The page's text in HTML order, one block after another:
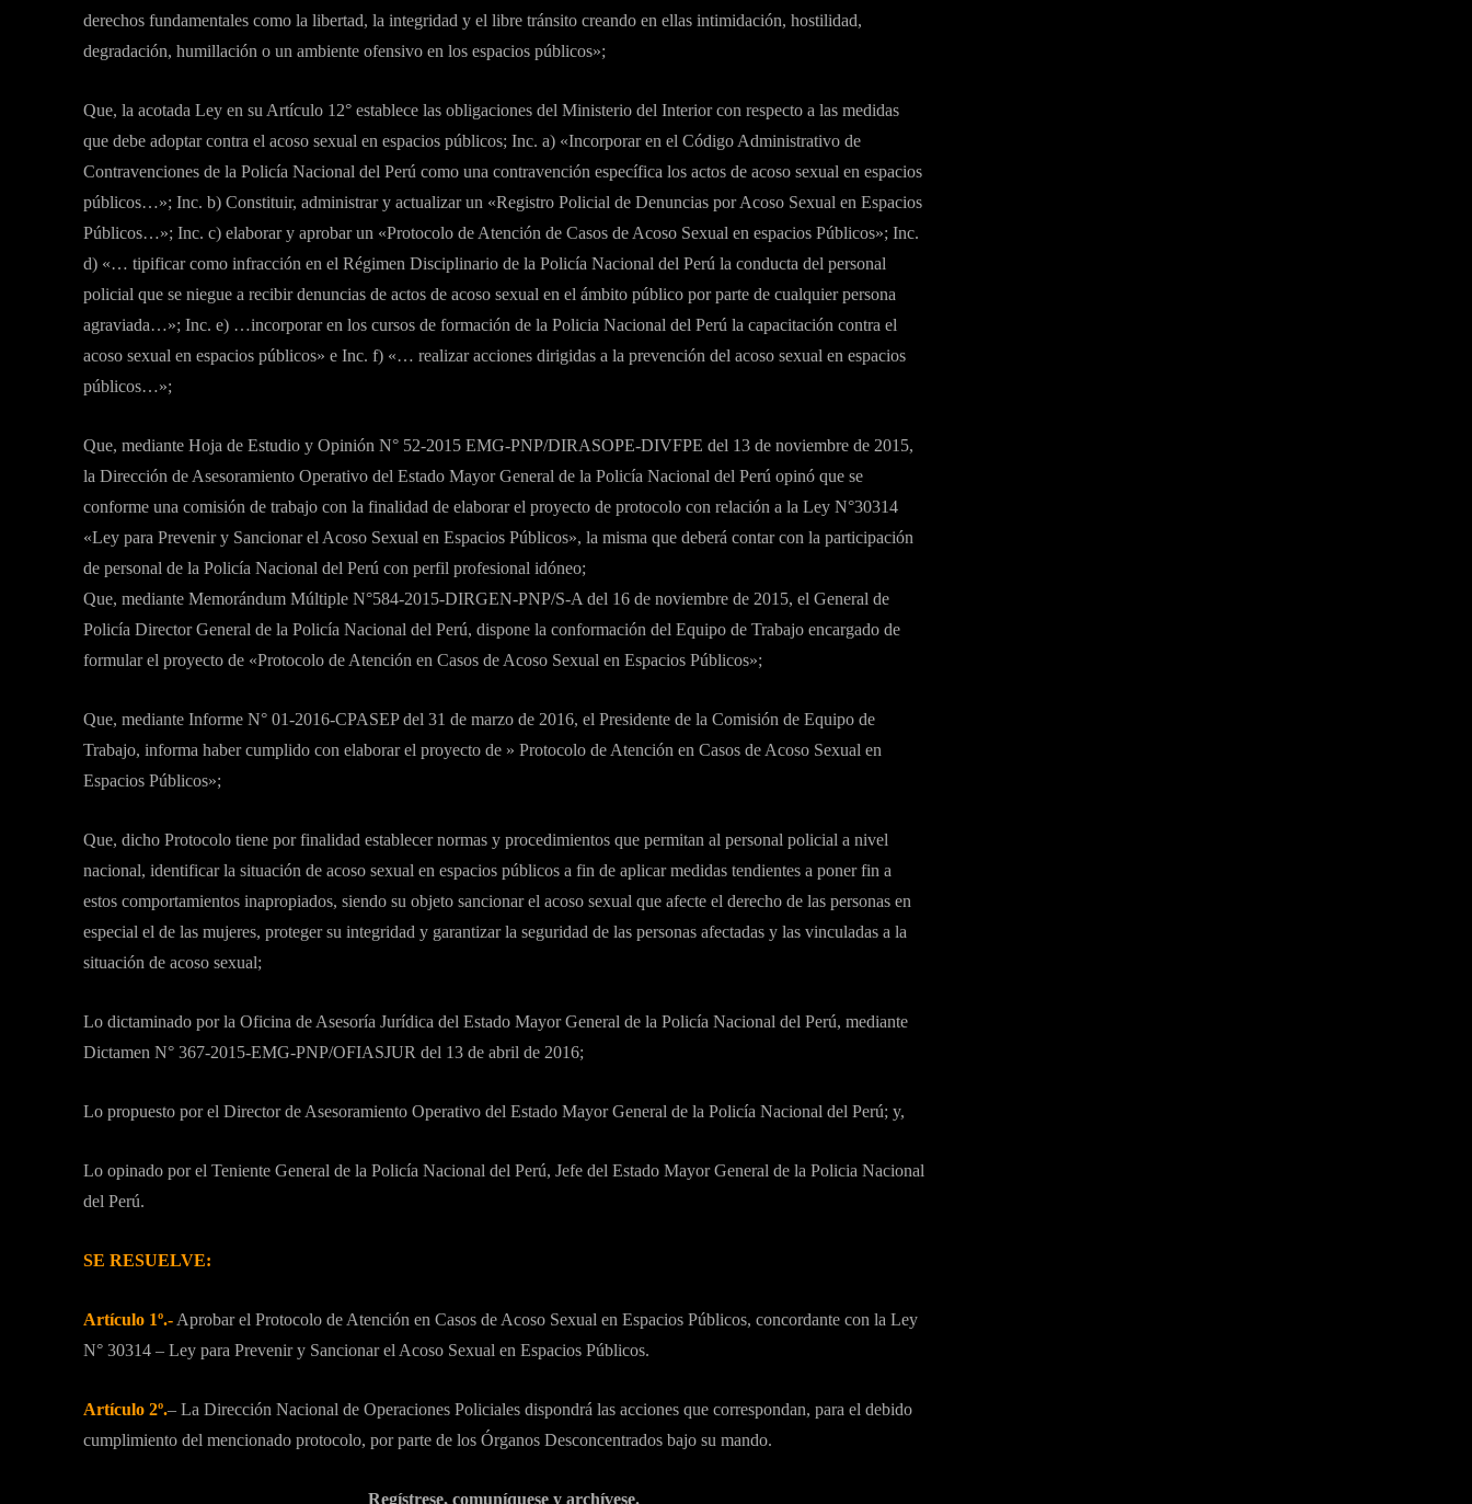
derechos fundamentales como la libertad, la integridad y el libre tránsito creando en ellas intimidación, hostilidad,
degradación, humillación o un ambiente ofensivo en los espacios públicos»;
Que, la acotada Ley en su Artículo 12° establece las obligaciones del Ministerio del Interior con respecto a las medidas
que debe adoptar contra el acoso sexual en espacios públicos; Inc. a) «Incorporar en el Código Administrativo de
Contravenciones de la Policía Nacional del Perú como una contravención específica los actos de acoso sexual en espacios
públicos…»; Inc. b) Constituir, administrar y actualizar un «Registro Policial de Denuncias por Acoso Sexual en Espacios
Públicos…»; Inc. c) elaborar y aprobar un «Protocolo de Atención de Casos de Acoso Sexual en espacios Públicos»; Inc.
d) «… tipificar como infracción en el Régimen Disciplinario de la Policía Nacional del Perú la conducta del personal
policial que se niegue a recibir denuncias de actos de acoso sexual en el ámbito público por parte de cualquier persona
agraviada…»; Inc. e) …incorporar en los cursos de formación de la Policia Nacional del Perú la capacitación contra el
acoso sexual en espacios públicos» e Inc. f) «… realizar acciones dirigidas a la prevención del acoso sexual en espacios
públicos…»;
Que, mediante Hoja de Estudio y Opinión N° 52-2015 EMG-PNP/DIRASOPE-DIVFPE del 13 de noviembre de 2015,
la Dirección de Asesoramiento Operativo del Estado Mayor General de la Policía Nacional del Perú opinó que se
conforme una comisión de trabajo con la finalidad de elaborar el proyecto de protocolo con relación a la Ley N°30314
«Ley para Prevenir y Sancionar el Acoso Sexual en Espacios Públicos», la misma que deberá contar con la participación
de personal de la Policía Nacional del Perú con perfil profesional idóneo;
Que, mediante Memorándum Múltiple N°584-2015-DIRGEN-PNP/S-A del 16 de noviembre de 2015, el General de
Policía Director General de la Policía Nacional del Perú, dispone la conformación del Equipo de Trabajo encargado de
formular el proyecto de «Protocolo de Atención en Casos de Acoso Sexual en Espacios Públicos»;
Que, mediante Informe N° 01-2016-CPASEP del 31 de marzo de 2016, el Presidente de la Comisión de Equipo de
Trabajo, informa haber cumplido con elaborar el proyecto de » Protocolo de Atención en Casos de Acoso Sexual en
Espacios Públicos»;
Que, dicho Protocolo tiene por finalidad establecer normas y procedimientos que permitan al personal policial a nivel
nacional, identificar la situación de acoso sexual en espacios públicos a fin de aplicar medidas tendientes a poner fin a
estos comportamientos inapropiados, siendo su objeto sancionar el acoso sexual que afecte el derecho de las personas en
especial el de las mujeres, proteger su integridad y garantizar la seguridad de las personas afectadas y las vinculadas a la
situación de acoso sexual;
Lo dictaminado por la Oficina de Asesoría Jurídica del Estado Mayor General de la Policía Nacional del Perú, mediante
Dictamen N° 367-2015-EMG-PNP/OFIASJUR del 13 de abril de 2016;
Lo propuesto por el Director de Asesoramiento Operativo del Estado Mayor General de la Policía Nacional del Perú; y,
Lo opinado por el Teniente General de la Policía Nacional del Perú, Jefe del Estado Mayor General de la Policia Nacional
del Perú.
SE RESUELVE:
Artículo 1º.- Aprobar el Protocolo de Atención en Casos de Acoso Sexual en Espacios Públicos, concordante con la Ley
N° 30314 – Ley para Prevenir y Sancionar el Acoso Sexual en Espacios Públicos.
Artículo 2º.– La Dirección Nacional de Operaciones Policiales dispondrá las acciones que correspondan, para el debido
cumplimiento del mencionado protocolo, por parte de los Órganos Desconcentrados bajo su mando.
Regístrese, comuníquese y archívese.